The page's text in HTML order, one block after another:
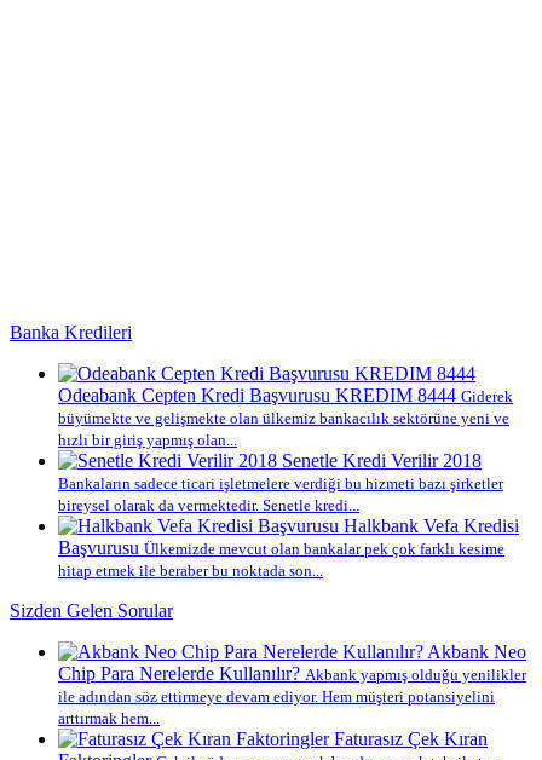
Banka Kredileri
Odeabank Cepten Kredi Başvurusu KREDIM 8444 Giderek
büyümekte ve gelişmekte olan ülkemiz bankacılık sektörüne yeni ve
hızlı bir giriş yapmış olan...
Senetle Kredi Verilir 2018
Bankaların sadece ticari işletmelere verdiği bu hizmeti bazı şirketler
bireysel olarak da vermektedir. Senetle kredi...
Halkbank Vefa Kredisi
Başvurusu Ülkemizde mevcut olan bankalar pek çok farklı kesime
hitap etmek ile beraber bu noktada son...
Sizden Gelen Sorular
Akbank Neo
Chip Para Nerelerde Kullanılır? Akbank yapmış olduğu yenilikler
ile adından söz ettirmeye devam ediyor. Hem müşteri potansiyelini
arttırmak hem...
Faturasız Çek Kıran